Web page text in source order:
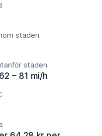
staden
staden
– 81 mi/h